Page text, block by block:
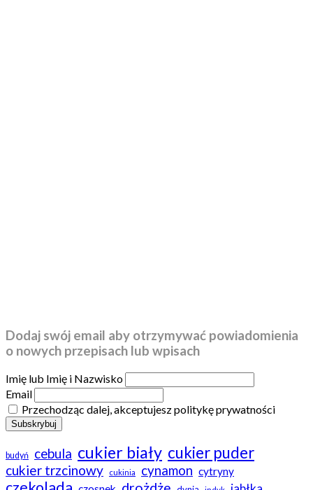
Dodaj swój email aby otrzymywać powiadomienia
o nowych przepisach lub wpisach
Imię lub Imię i Nazwisko
Email
Przechodząc dalej, akceptujesz politykę prywatności
budyń cebula cukier biały cukier puder
cukier trzcinowy cukinia cynamon cytryny